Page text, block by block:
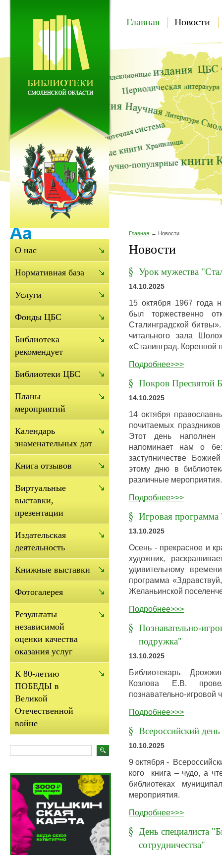
Главная Новости
Главная Новости
Новости
Урок мужества
14.10.2025
15 октября 1967 года
был торжественно
Сталинградской
читального зала
«Сталинград. Коренной
Подробнее>>>
Покров Пресвятой
14.10.2025
14 октября
почитаемых
Этот день
напоминает нам о
заступничестве
этому дню в
различные мероприятия.
Подробнее>>>
Игровая программа
13.10.2025
Осень - прекрасное и
художник,
удивительному
программа
Желаньинской
Подробнее>>>
Познавательно-
подружка"
13.10.2025
Библиотекарь
Козлова Е.В.
познавательно-
Подробнее>>>
Всероссийский
10.10.2025
9 октября -
кого книга – чудо, а
библиотеках
мероприятия.
Подробнее>>>
День специалиста
сотрудничества"
О нас
Нормативная база
Услуги
Фонды ЦБС
Библиотека
рекомендует
Библиотеки ЦБС
Планы
мероприятий
Календарь
знаменательных дат
Книга отзывов
Виртуальные
выставки,
презентации
Издательская
деятельность
Книжные выставки
Фотогалерея
Результаты
независимой
оценки качества
оказания услуг
К 80-летию
ПОБЕДЫ в
Великой
Отечественной
войне